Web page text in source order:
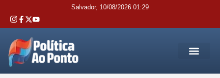
Salvador, 10/08/2026 01:29